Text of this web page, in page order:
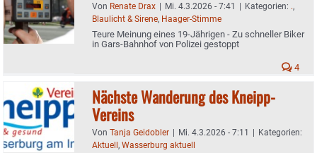
Von Renate Drax | Mi. 4.3.2026 - 7:41 | Kategorien: .,
Blaulicht & Sirene, Haager-Stimme
Teure Meinung eines 19-Jährigen - Zu schneller Biker
in Gars-Bahnhof von Polizei gestoppt
4
Nächste Wanderung des Kneipp-
Vereins
Von Tanja Geidobler | Mi. 4.3.2026 - 7:11 | Kategorien:
Aktuell, Wasserburg aktuell